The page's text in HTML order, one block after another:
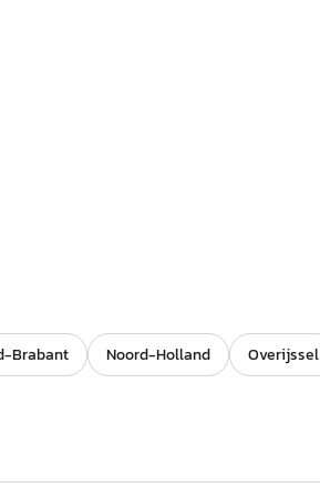
Brabant Noord-Holland Overijssel